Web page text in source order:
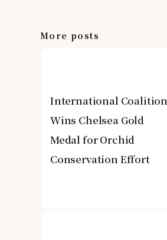
More posts
International Coalition
Wins Chelsea Gold
Medal for Orchid
Conservation Effort